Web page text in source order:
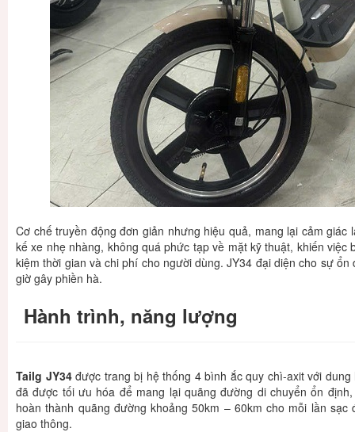
Cơ chế truyền động đơn giản nhưng hiệu quả, mang lại cảm
kế xe nhẹ nhàng, không quá phức tạp về mặt kỹ thuật, khiến
kiệm thời gian và chi phí cho người dùng. JY34 đại diện cho sự
giờ gây phiền hà.
Hành trình, năng lượng
Tailg JY34được trang bị hệ thống 4 bình ắc quy chì-axit với
đã được tối ưu hóa để mang lại quãng đường di chuyển ổn
hoàn thành quãng đường khoảng 50km – 60km cho mỗi lần
giao thông.